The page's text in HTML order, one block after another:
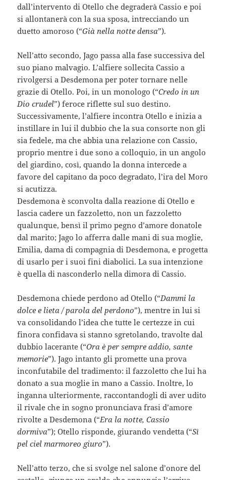
dall’intervento di Otello che degraderà Cassio e poi
si allontanerà con la sua sposa, intrecciando un
duetto amoroso (“Già nella notte densa”).
Nell’atto secondo, Jago passa alla fase successiva del
suo piano malvagio. L’alfiere sollecita Cassio a
rivolgersi a Desdemona per poter tornare nelle
grazie di Otello. Poi, in un monologo (“Credo in un
Dio crudel”) feroce riflette sul suo destino.
Successivamente, l’alfiere incontra Otello e inizia a
instillare in lui il dubbio che la sua consorte non gli
sia fedele, ma che abbia una relazione con Cassio,
proprio mentre i due sono a colloquio, in un angolo
del giardino, così, quando la donna intercede a
favore del capitano da poco degradato, l’ira del Moro
si acutizza.
Desdemona è sconvolta dalla reazione di Otello e
lascia cadere un fazzoletto, non un fazzoletto
qualunque, bensì il primo pegno d’amore donatole
dal marito; Jago lo afferra dalle mani di sua moglie,
Emilia, dama di compagnia di Desdemona, e progetta
di usarlo per i suoi fini diabolici. La sua intenzione
è quella di nasconderlo nella dimora di Cassio.
Desdemona chiede perdono ad Otello (“Dammi la
dolce e lieta / parola del perdono”), mentre in lui si
va consolidando l’idea che tutte le certezze in cui
finora confidava si stanno sgretolando, travolte dal
dubbio lacerante (“Ora è per sempre addio, sante
memorie”). Jago intanto gli promette una prova
inconfutabile del tradimento: il fazzoletto che lui ha
donato a sua moglie in mano a Cassio. Inoltre, lo
inganna ulteriormente, raccontandogli di aver udito
il rivale che in sogno pronunciava frasi d’amore
rivolte a Desdemona (“Era la notte, Cassio
dormiva”); Otello risponde, giurando vendetta (“Sì
pel ciel marmoreo giuro”).
Nell’atto terzo, che si svolge nel salone d’onore del